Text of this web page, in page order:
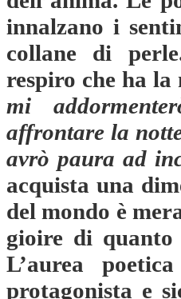
innalzano i
collane di
respiro che ha la
mi
affrontare la
avrò paura ad
acquista una
del mondo è
gioire di quanto
L’aurea
protagonista e